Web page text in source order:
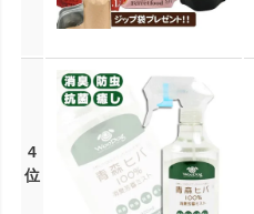
4
位